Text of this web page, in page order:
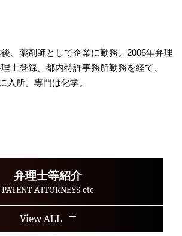
、薬剤師として企業に勤務。2006年弁理
士登録。都内特許事務所勤務を経て、
入所。専門は化学。
弁理士等紹介
PATENT ATTORNEYS etc
View ALL